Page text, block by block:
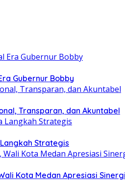
Gubernur Bobby
Transparan, dan Akuntabel
Strategis
Kota Medan Apresiasi